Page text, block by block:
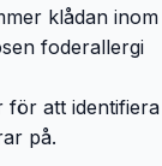
klådan inom
foderallergi
för att identifiera
på.